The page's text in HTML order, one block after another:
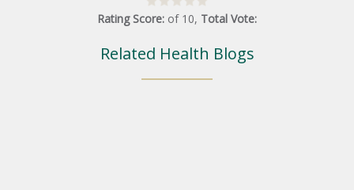
Rating Score: of 10, Total Vote:
Related Health Blogs